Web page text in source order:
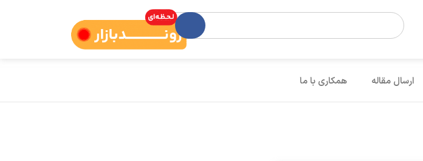
ارسال مقاله همکاری با ما